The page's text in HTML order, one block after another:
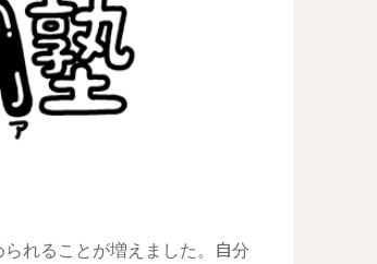
れることが増えました。自分